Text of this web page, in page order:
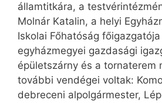
államtitkára, a
Molnár Katalin, a helyi
Iskolai Főhatóság
egyházmegyei gazdasági
épületszárny és a tornaterem
további vendégei voltak:
debreceni alpolgármester,